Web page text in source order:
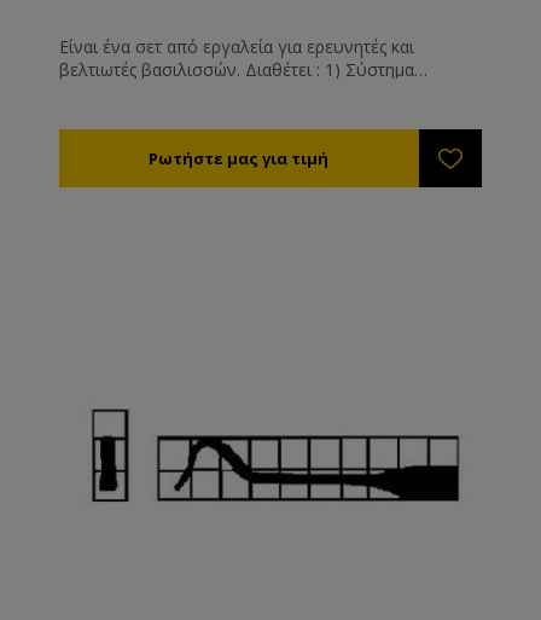
Είναι ένα σετ από εργαλεία για ερευνητές και
βελτιωτές βασιλισσών. Διαθέτει : 1) Σύστημα
Αναισθησία μέσω αερίου CO2 3) Διοπτρικό
Στερεοσκόπιο Χ40 4) Συσκευή παροχής ψυχρού